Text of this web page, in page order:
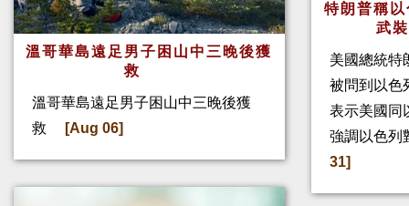
溫哥華島遠足男子困山中三晚後獲
救
溫哥華島遠足男子困山中三晚後獲
救
[Aug 06]
特朗普稱
武
美國總統特
被問到以色
表示美國同
強調以色列
31]